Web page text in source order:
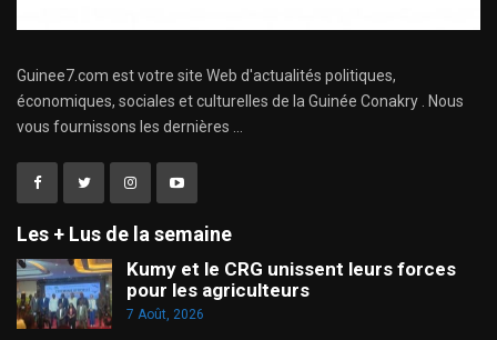
Guinee7.com est votre site Web d'actualités politiques,
économiques, sociales et culturelles de la Guinée Conakry . Nous
vous fournissons les dernières ...
Les + Lus de la semaine
Kumy et le CRG unissent leurs forces
pour les agriculteurs
7 Août, 2026